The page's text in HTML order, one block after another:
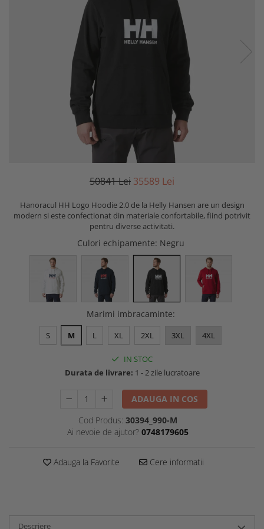
50841Lei 35589 Lei
Hanoracul HH Logo Hoodie 2.0 de la Helly Hansen are un design
modern si este confectionat din materiale confortabile, fiind potrivit
pentru diverse activitati.
Culori echipamente: Negru
Marimi imbracaminte:
S M L XL 2XL 3XL 4XL
IN STOC
Durata de livrare: 1 - 2 zile lucratoare
ADAUGA IN COS
Cod Produs: 30394_990-M
Ai nevoie de ajutor? 0748179605
Adauga la Favorite Cere informatii
Descriere